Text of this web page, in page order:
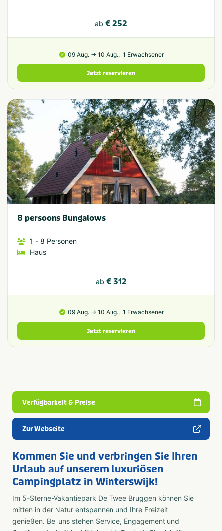
ab € 252
09 Aug. → 10 Aug., 1 Erwachsener
Jetzt reservieren
8 persoons Bungalows
1 - 8 Personen
Haus
ab € 312
09 Aug. → 10 Aug., 1 Erwachsener
Jetzt reservieren
Verfügbarkeit & Preise
Zur Webseite
Kommen Sie und verbringen Sie Ihren
Urlaub auf unserem luxuriösen
Campingplatz in Winterswijk!
Im 5-Sterne-Vakantiepark De Twee Bruggen können Sie
mitten in der Natur entspannen und Ihre Freizeit
genießen. Bei uns stehen Service, Engagement und